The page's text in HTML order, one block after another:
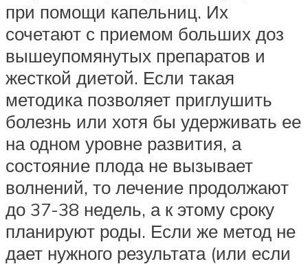
при помощи капельниц. Их
сочетают с приемом больших доз
вышеупомянутых препаратов и
жесткой диетой. Если такая
методика позволяет приглушить
болезнь или хотя бы удерживать ее
на одном уровне развития, а
состояние плода не вызывает
волнений, то лечение продолжают
до 37-38 недель, а к этому сроку
планируют роды. Если же метод не
дает нужного результата (или если